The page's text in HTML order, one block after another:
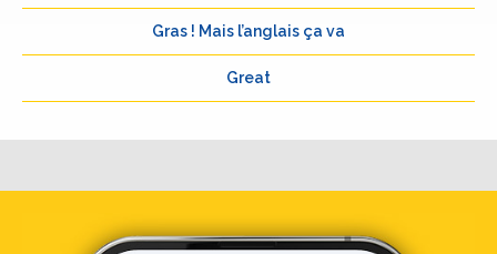
Gras ! Mais l’anglais ça va
Great